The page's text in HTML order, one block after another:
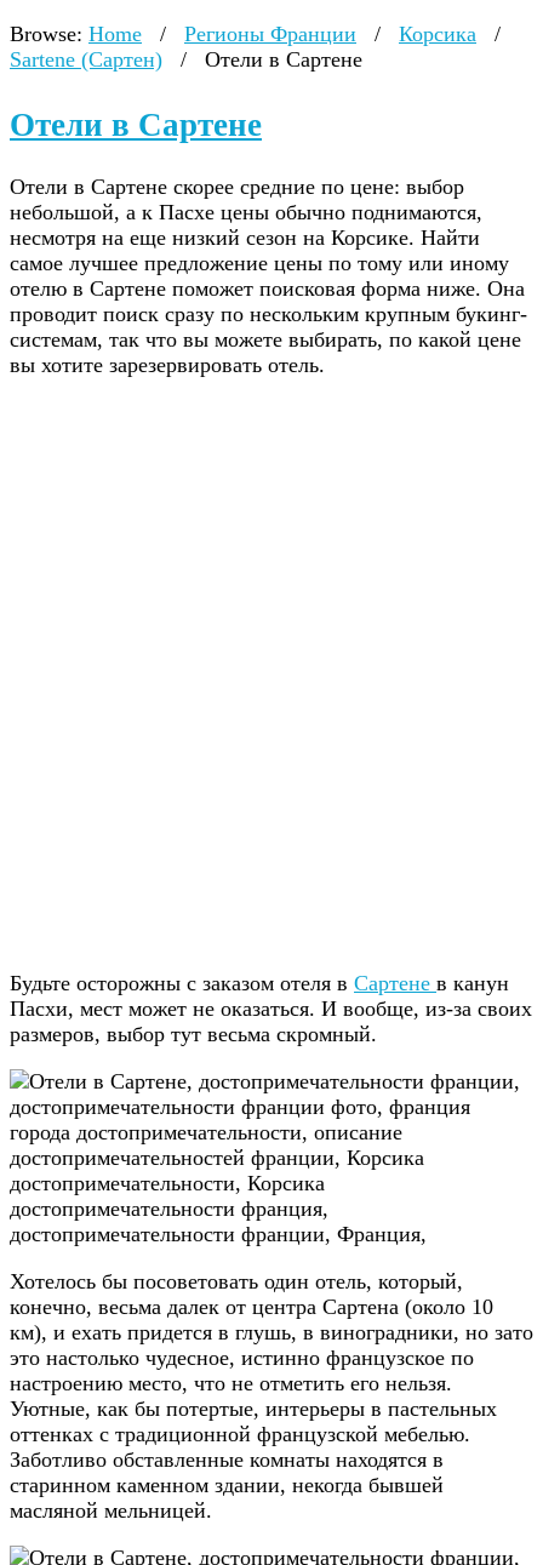
Browse: Home / Регионы Франции / Корсика
/
Sartene (Сартен)
/ Отели в Сартене
Отели в Сартене
Отели в Сартене скорее средние по цене: выбор
небольшой, а к Пасхе цены обычно поднимаются,
несмотря на еще низкий сезон на Корсике. Найти
самое лучшее предложение цены по тому или иному
отелю в Сартене поможет поисковая форма ниже. Она
проводит поиск сразу по нескольким крупным букинг-
системам, так что вы можете выбирать, по какой цене
вы хотите зарезервировать отель.
Будьте осторожны с заказом отеля в Сартене в канун
Пасхи, мест может не оказаться. И вообще, из-за своих
размеров, выбор тут весьма скромный.
Хотелось бы посоветовать один отель, который,
конечно, весьма далек от центра Сартена (около 10
км), и ехать придется в глушь, в виноградники, но зато
это настолько чудесное, истинно французское по
настроению место, что не отметить его нельзя.
Уютные, как бы потертые, интерьеры в пастельных
оттенках с традиционной французской мебелью.
Заботливо обставленные комнаты находятся в
старинном каменном здании, некогда бывшей
масляной мельницей.